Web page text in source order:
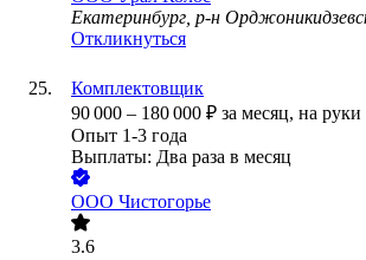
Екатеринбург, р-н
Откликнуться
Комплектовщик
90 000 – 180 000 ₽ за месяц, на руки
Опыт 1-3 года
Выплаты: Два раза в месяц
ООО Чистогорье
3.6